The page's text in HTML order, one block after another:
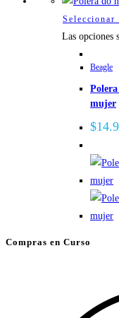
Seleccionar
Las opciones
Beagle
mujer
$
Compras en Curso